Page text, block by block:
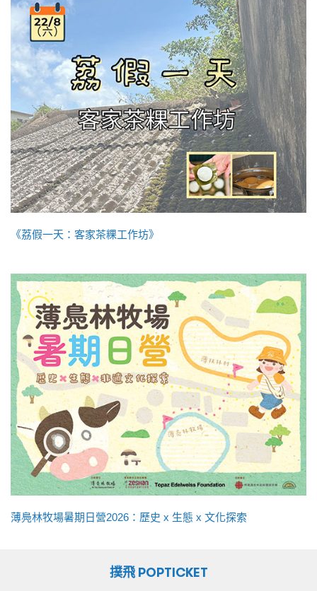
《荔假一天：客家茶粿工作坊》
薄鳧林牧場暑期日營2026：歷史 x 生態 x 文化探索
撲飛 POPTICKET